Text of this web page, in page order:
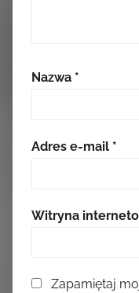
Nazwa *
Adres e-mail *
Witryna
Zapamiętaj